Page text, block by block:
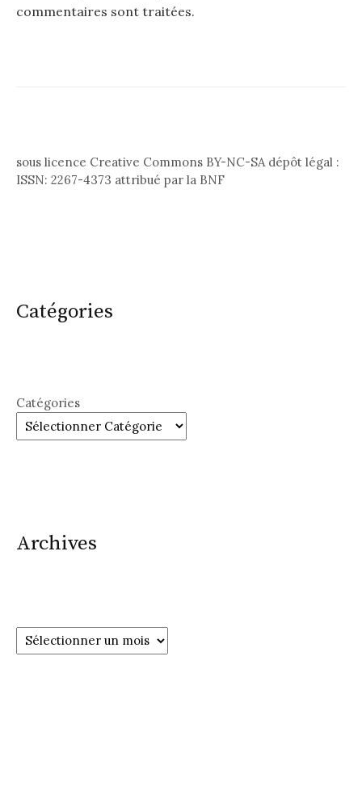
commentaires sont traitées.
sous licence Creative Commons BY-NC-SA dépôt légal :
ISSN: 2267-4373 attribué par la BNF
Catégories
Catégories
Archives
Archives